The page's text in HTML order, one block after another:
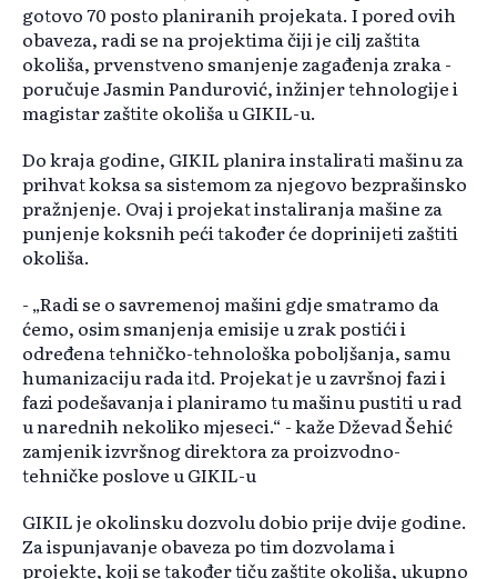
gotovo 70 posto planiranih projekata. I pored ovih
obaveza, radi se na projektima čiji je cilj zaštita
okoliša, prvenstveno smanjenje zagađenja zraka -
poručuje Jasmin Pandurović, inžinjer tehnologije i
magistar zaštite okoliša u GIKIL-u.
Do kraja godine, GIKIL planira instalirati mašinu za
prihvat koksa sa sistemom za njegovo bezprašinsko
pražnjenje. Ovaj i projekat instaliranja mašine za
punjenje koksnih peći također će doprinijeti zaštiti
okoliša.
- „Radi se o savremenoj mašini gdje smatramo da
ćemo, osim smanjenja emisije u zrak postići i
određena tehničko-tehnološka poboljšanja, samu
humanizaciju rada itd. Projekat je u završnoj fazi i
fazi podešavanja i planiramo tu mašinu pustiti u rad
u narednih nekoliko mjeseci.“ - kaže Dževad Šehić
zamjenik izvršnog direktora za proizvodno-
tehničke poslove u GIKIL-u
GIKIL je okolinsku dozvolu dobio prije dvije godine.
Za ispunjavanje obaveza po tim dozvolama i
projekte, koji se također tiču zaštite okoliša, ukupno